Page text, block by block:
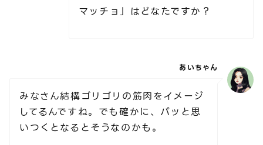
マッチョ」はどなたですか？
あいちゃん
みなさん結構ゴリゴリの筋肉をイメージ
してるんですね。でも確かに、パッと思
いつくとなるとそうなのかも。